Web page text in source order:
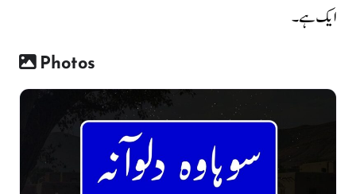
ایک ہے۔
Photos